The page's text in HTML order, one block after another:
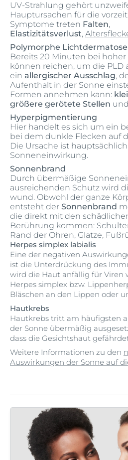
UV-Strahlung gehört
Hauptursachen für die
Symptome treten Falten,
Elastizitätsverlust,
Polymorphe Lichtdermatose
Bereits 20 Minuten bei
können reichen, um die PLD
ein allergischer Ausschlag,
Aufenthalt in der Sonne
Formen annehmen kann:
größere gerötete Stellen und
Hyperpigmentierung
Hier handelt es sich um ein
bei dem dunkle Flecken auf
Die Ursache ist
Sonneneinwirkung.
Sonnenbrand
Durch übermäßige
ausreichenden Schutz wird
wund. Obwohl der ganze
entsteht der Sonnenbrand
die direkt mit den
Berührung kommen:
Rand der Ohren, Glatze,
Herpes simplex labialis
Eine der negativen
ist die Unterdrückung des
wird die Haut anfällig für Viren
Herpes simplex bzw.
Bläschen an den Lippen oder
Hautkrebs
Hautkrebs tritt am häufigsten
der Sonne übermäßig
dass die Gesichtshaut
Weitere Informationen zu den
Auswirkungen der Sonne auf